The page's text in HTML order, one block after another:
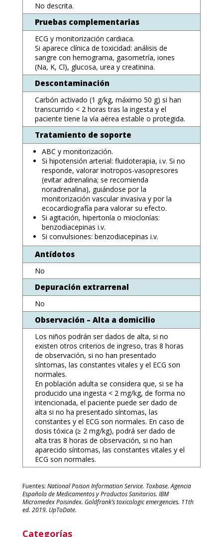
No descrita.
Pruebas complementarias
ECG y monitorización cardiaca.
Si aparece clínica de toxicidad: análisis de
sangre con hemograma, gasometría, iones
(Na, K, Cl), glucosa, urea y creatinina.
Descontaminación
Carbón activado (1 g/kg, máximo 50 g) si han
transcurrido < 2 horas tras la ingesta y el
paciente tiene la vía aérea estable o protegida.
Tratamiento de soporte
ABC y monitorización.
Si hipotensión arterial: fluidoterapia, i.v. Si no
responde, valorar inotropos-vasopresores
(evitar adrenalina; se recomienda
noradrenalina), guiándose por la
monitorización vascular invasiva y por la
ecocardiografía para valorar su efecto.
Si agitación, hipertonía o mioclonías:
benzodiacepinas i.v.
Si convulsiones: benzodiacepinas i.v.
Antídotos
No
Depuración extrarrenal
No
Observación – Alta a domicilio
Los niños podrán ser dados de alta, si no
existen otros criterios de ingreso, tras 8 horas
de observación, si no han presentado
síntomas, las constantes vitales y el ECG son
normales.
En población adulta se considera que, si se ha
producido una ingesta < 2 mg/kg, de forma no
intencionada, el paciente puede ser dado de
alta si no ha presentado síntomas, las
constantes y el ECG son normales. En caso de
dosis tóxica (≥ 2 mg/kg), podrá ser dado de
alta tras 8 horas de observación, si no han
aparecido síntomas, las constantes vitales y el
ECG son normales.
Fuentes: National Poison Information Service. Toxbase. Agencia
Española de Medicamentos y Productos Sanitarios. IBM
Micromedex Poisindex. Goldfrank’s toxicologic emergencies. 11th
ed. 2019. UpToDate.
Categorías